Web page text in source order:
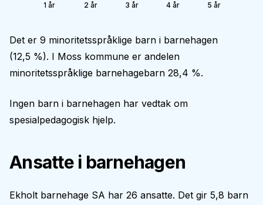
1 år 2 år 3 år 4 år 5 år
Det er 9 minoritetsspråklige barn i barnehagen
(12,5 %). I Moss kommune er andelen
minoritetsspråklige barnehagebarn 28,4 %.
Ingen barn i barnehagen har vedtak om
spesialpedagogisk hjelp.
Ansatte i barnehagen
Ekholt barnehage SA har 26 ansatte. Det gir 5,8 barn